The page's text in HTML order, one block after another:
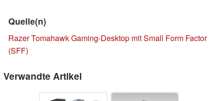
Quelle(n)
Razer Tomahawk Gaming-Desktop mit Small Form Factor
(SFF)
Verwandte Artikel